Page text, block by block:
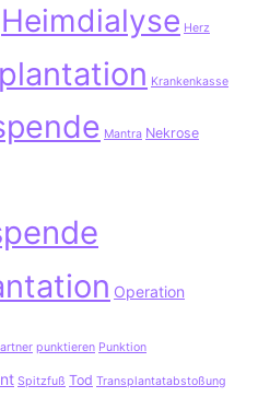
Heimdialyse Herz
Krankenkasse
Mantra Nekrose
Operation
punktieren Punktion
Spitzfuß Tod Transplantatabstoßung